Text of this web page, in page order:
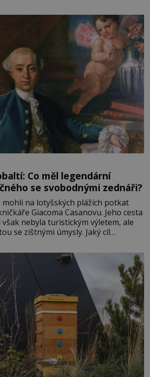
Co měl legendární
se svobodnými zednáři?
mohli na lotyšských plážích potkat
Giacoma Casanovu. Jeho cesta
nebyla turistickým výletem, ale
se zištnými úmysly. Jaký cíl
v Pobaltí kontaktoval tamní
v této oblasti žádným nováčkem,